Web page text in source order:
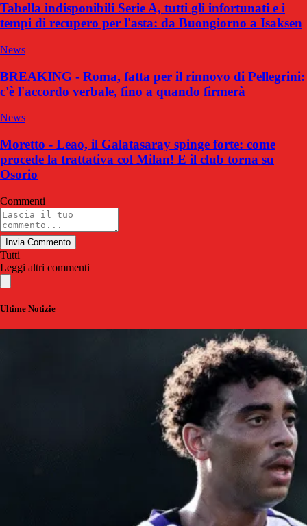
Tabella indisponibili Serie A, tutti gli infortunati e i
tempi di recupero per l'asta: da Buongiorno a Isaksen
News
BREAKING - Roma, fatta per il rinnovo di Pellegrini:
c'è l'accordo verbale, fino a quando firmerà
News
Moretto - Leao, il Galatasaray spinge forte: come
procede la trattativa col Milan! E il club torna su
Osorio
Commenti
Invia Commento
Tutti
Leggi altri commenti
Ultime Notizie